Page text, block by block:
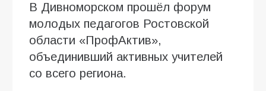
В Дивноморском прошёл форум
молодых педагогов Ростовской
области «ПрофАктив»,
объединивший активных учителей
со всего региона.